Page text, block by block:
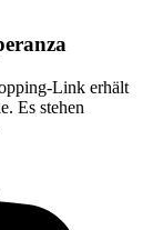
Link erhält
Es stehen